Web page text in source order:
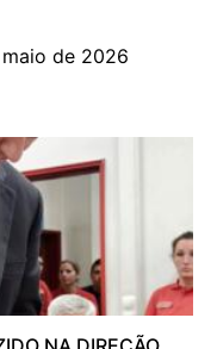
de 2026